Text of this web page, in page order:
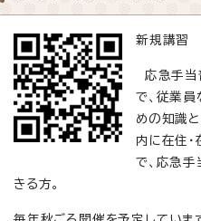
新規講習
応急手当
で、従業
めの知識
内に在住
で、応急
きる方。